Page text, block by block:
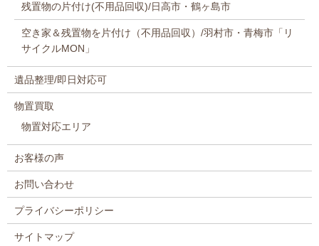
残置物の片付け(不用品回収)/日高市・鶴ヶ島市
空き家＆残置物を片付け（不用品回収）/羽村市・青梅市「リ
サイクルMON」
遺品整理/即日対応可
物置買取
物置対応エリア
お客様の声
お問い合わせ
プライバシーポリシー
サイトマップ